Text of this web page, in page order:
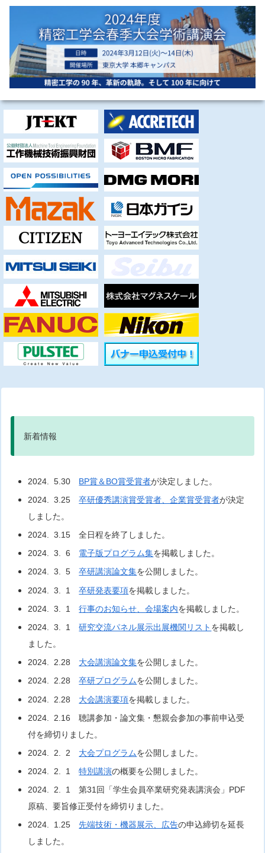
新着情報
2024. 5.30 BP賞＆BO賞受賞者が決定しました。
2024. 3.25卒研優秀講演賞受賞者、企業賞受賞者が決定
しました。
2024. 3.15 全日程を終了しました。
2024. 3. 6 電子版プログラム集を掲載しました。
2024. 3. 5卒研講演論文集を公開しました。
2024. 3. 1卒研発表要項を掲載しました。
2024. 3. 1行事のお知らせ、会場案内を掲載しました。
2024. 3. 1研究交流パネル展示出展機関リスト を掲載し
ました。
2024. 2.28 大会講演論文集を公開しました。
2024. 2.28卒研プログラムを公開しました。
2024. 2.28 大会講演要項を掲載しました。
2024. 2.16 聴講参加・論文集・懇親会参加の事前申込受
付を締切りました。
2024. 2. 2 大会プログラムを公開しました。
2024. 2. 1特別講演の概要を公開しました。
2024. 2. 1 第31回「学生会員卒業研究発表講演会」PDF
原稿、要旨修正受付を締切りました。
2024. 1.25先端技術・機器展示、広告の申込締切を延長
しました。